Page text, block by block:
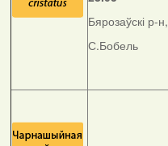
Бярозаўскі р-н,
С.Бобель